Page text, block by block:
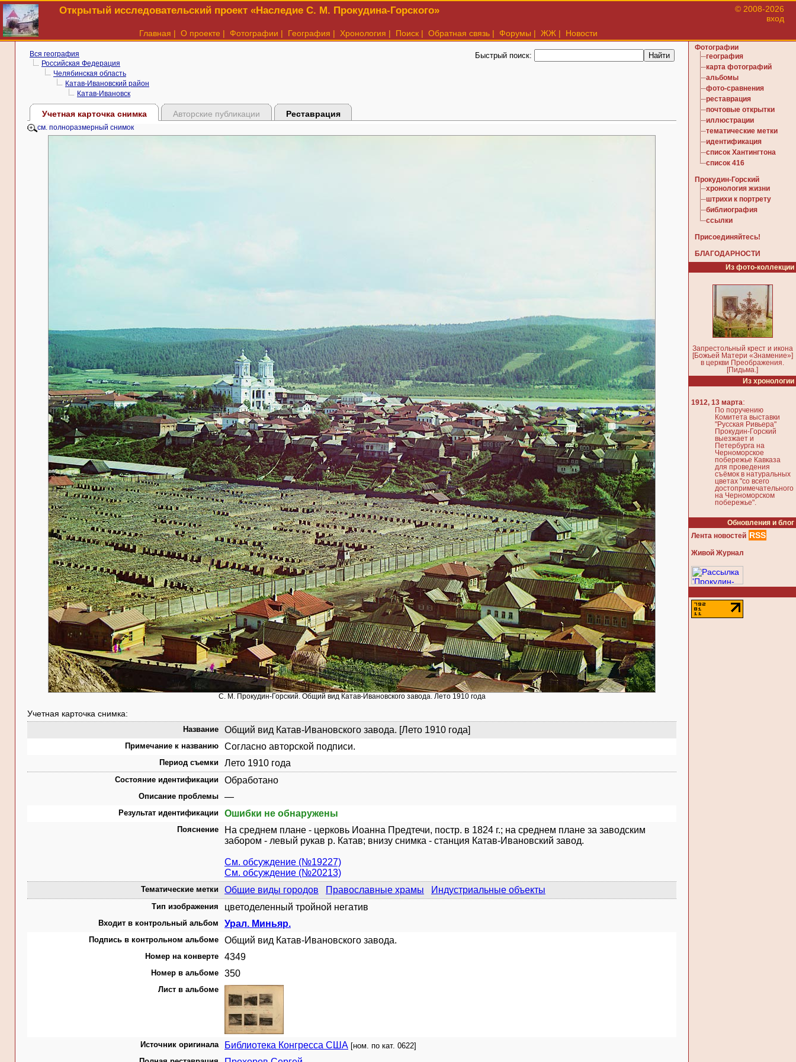
Открытый исследовательский проект «Наследие С. М. Прокудина-Горского»
© 2008-2026
вход
Главная | О проекте | Фотографии | География | Хронология | Поиск | Обратная связь | Форумы | ЖЖ | Новости
Вся география
Российская Федерация
Челябинская область
Катав-Ивановский район
Катав-Ивановск
Быстрый поиск:
Учетная карточка снимка Авторские публикации Реставрация
см. полноразмерный снимок
С. М. Прокудин-Горский. Общий вид Катав-Ивановского завода. Лето 1910 года
Учетная карточка снимка:
Название Общий вид Катав-Ивановского завода. [Лето 1910 года]
Примечание к названию Согласно авторской подписи.
Период съемки Лето 1910 года
Состояние идентификации Обработано
Описание проблемы —
Результат идентификации Ошибки не обнаружены
Пояснение
На среднем плане - церковь Иоанна Предтечи, постр. в 1824 г.; на среднем плане за заводским
забором - левый рукав р. Катав; внизу снимка - станция Катав-Ивановский завод.
См. обсуждение (№19227)
См. обсуждение (№20213)
Тематические метки Общие виды городов Православные храмы Индустриальные объекты
Тип изображения цветоделенный тройной негатив
Входит в контрольный альбом Урал. Миньяр.
Подпись в контрольном альбоме Общий вид Катав-Ивановского завода.
Номер на конверте 4349
Номер в альбоме 350
Лист в альбоме
Источник оригинала Библиотека Конгресса США [ном. по кат. 0622]
Фотографии
география
карта фотографий
альбомы
фото-сравнения
реставрация
почтовые открытки
иллюстрации
тематические метки
идентификация
список Хантингтона
список 416
Прокудин-Горский
хронология жизни
штрихи к портрету
библиография
ссылки
Присоединяйтесь!
БЛАГОДАРНОСТИ
Из фото-коллекции
Запрестольный крест и икона
[Божьей Матери «Знамение»]
в церкви Преображения.
[Пидьма.]
Из хронологии
1912, 13 марта:
По поручению
Комитета выставки
"Русская Ривьера"
Прокудин-Горский
выезжает и
Петербурга на
Черноморское
побережье Кавказа
для проведения
съёмок в натуральных
цветах "со всего
достопримечательного
на Черноморском
побережье".
Обновления и блог
Лента новостей RSS
Живой Журнал